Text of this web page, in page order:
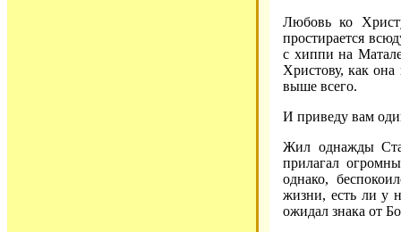
Любовь ко
простирается
с хиппи на
Христову, как
выше всего.
И приведу вам
Жил однажды
прилагал
однако,
жизни, есть ли у
ожидал знака от